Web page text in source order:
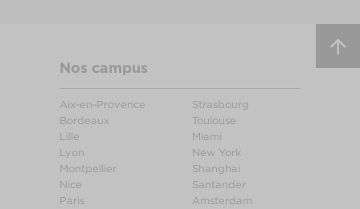
Nos campus
Aix-en-Provence
Bordeaux
Lille
Lyon
Montpellier
Nice
Paris
Strasbourg
Toulouse
Miami
New York
Shanghai
Santander
Amsterdam